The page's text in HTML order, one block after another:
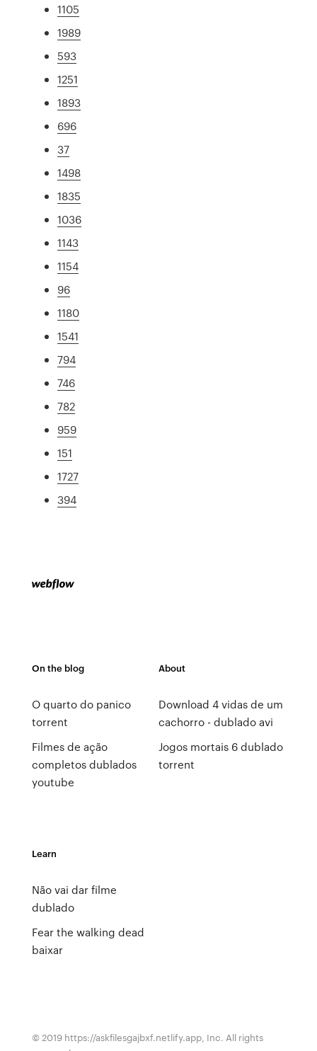
1105
1989
593
1251
1893
696
37
1498
1835
1036
1143
1154
96
1180
1541
794
746
782
959
151
1727
394
On the blog
O quarto do panico
torrent
Filmes de ação
completos dublados
youtube
About
Download 4 vidas de um
cachorro - dublado avi
Jogos mortais 6 dublado
torrent
Learn
Não vai dar filme
dublado
Fear the walking dead
baixar
© 2019 https://askfilesgajbxf.netlify.app, Inc. All rights